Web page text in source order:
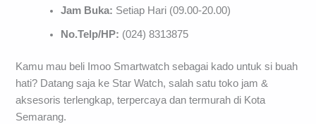
Jam Buka: Setiap Hari (09.00-20.00)
No.Telp/HP: (024) 8313875
Kamu mau beli Imoo Smartwatch sebagai kado untuk si buah
hati? Datang saja ke Star Watch, salah satu toko jam &
aksesoris terlengkap, terpercaya dan termurah di Kota
Semarang.